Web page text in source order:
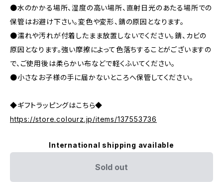
●水のかかる場所、湿度の高い場所、直射日光のあたる場所での
保管はお避け下さい。変色や変形、錆の原因となります。
●濡れや汚れが付着したまま放置しないでください。錆、カビの
原因となります。強い摩擦によって色落ちすることがございますの
で、ご使用後は柔らかい布などで軽くふいてください。
●小さなお子様の手に届かないところへ保管してください。
◆ギフトラッピングはこちら◆
https://store.colourz.jp/items/137553736
International shipping available
Sold out